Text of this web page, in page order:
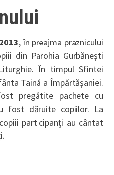
, în preajma praznicului
din Parohia Gurbănești
În timpul Sfintei
Taină a Împărtășaniei.
pregătite pachete cu
fost dăruite copiilor. La
participanți au cântat